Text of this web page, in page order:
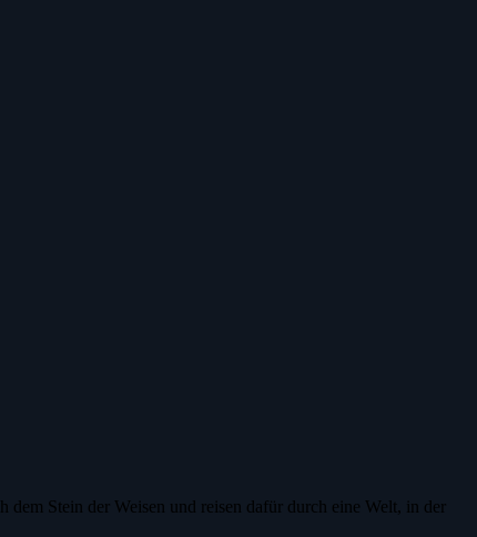
Stein der Weisen und reisen dafür durch eine Welt, in der